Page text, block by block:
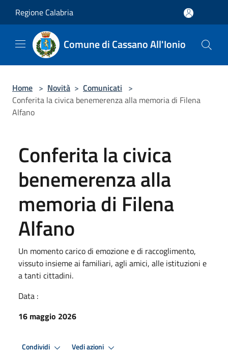
Regione Calabria
Comune di Cassano All'Ionio
Home > Novità > Comunicati >
Conferita la civica benemerenza alla memoria di Filena
Alfano
Conferita la civica
benemerenza alla
memoria di Filena
Alfano
Un momento carico di emozione e di raccoglimento,
vissuto insieme ai familiari, agli amici, alle istituzioni e
a tanti cittadini.
Data :
16 maggio 2026
Condividi Vedi azioni